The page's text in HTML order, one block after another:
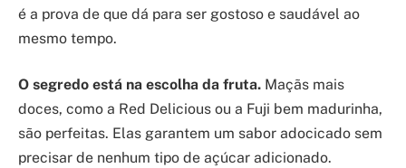
é a prova de que dá para ser gostoso e saudável ao
mesmo tempo.
O segredo está na escolha da fruta. Maçãs mais
doces, como a Red Delicious ou a Fuji bem madurinha,
são perfeitas. Elas garantem um sabor adocicado sem
precisar de nenhum tipo de açúcar adicionado.